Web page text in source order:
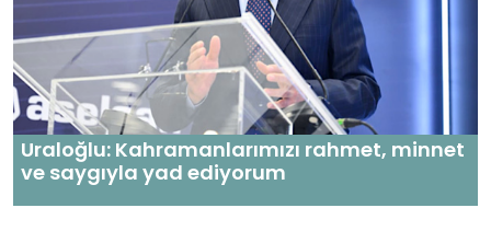
Uraloğlu: Kahramanlarımızı rahmet, minnet
ve saygıyla yad ediyorum